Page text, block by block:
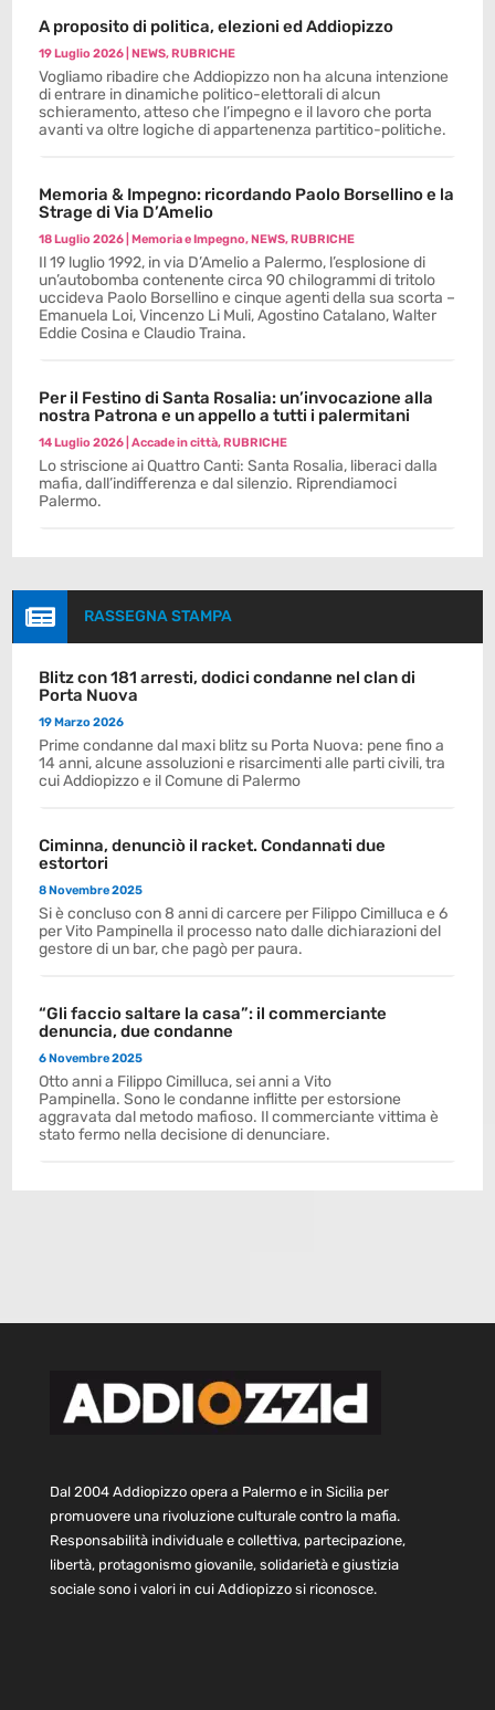
A proposito di politica, elezioni ed Addiopizzo
19 Luglio 2026 |NEWS,RUBRICHE
Vogliamo ribadire che Addiopizzo non ha alcuna intenzione
di entrare in dinamiche politico-elettorali di alcun
schieramento, atteso che l’impegno e il lavoro che porta
avanti va oltre logiche di appartenenza partitico-politiche.
Memoria & Impegno: ricordando Paolo Borsellino e la
Strage di Via D’Amelio
18 Luglio 2026 |Memoria e Impegno,NEWS,RUBRICHE
Il 19 luglio 1992, in via D’Amelio a Palermo, l’esplosione di
un’autobomba contenente circa 90 chilogrammi di tritolo
uccideva Paolo Borsellino e cinque agenti della sua scorta –
Emanuela Loi, Vincenzo Li Muli, Agostino Catalano, Walter
Eddie Cosina e Claudio Traina.
Per il Festino di Santa Rosalia: un’invocazione alla
nostra Patrona e un appello a tutti i palermitani
14 Luglio 2026 |Accade in città,RUBRICHE
Lo striscione ai Quattro Canti: Santa Rosalia, liberaci dalla
mafia, dall’indifferenza e dal silenzio. Riprendiamoci
Palermo.
 RASSEGNA STAMPA
Blitz con 181 arresti, dodici condanne nel clan di
Porta Nuova
19 Marzo 2026
Prime condanne dal maxi blitz su Porta Nuova: pene fino a
14 anni, alcune assoluzioni e risarcimenti alle parti civili, tra
cui Addiopizzo e il Comune di Palermo
Ciminna, denunciò il racket. Condannati due
estortori
8 Novembre 2025
Si è concluso con 8 anni di carcere per Filippo Cimilluca e 6
per Vito Pampinella il processo nato dalle dichiarazioni del
gestore di un bar, che pagò per paura.
“Gli faccio saltare la casa”: il commerciante
denuncia, due condanne
6 Novembre 2025
Otto anni a Filippo Cimilluca, sei anni a Vito
Pampinella. Sono le condanne inflitte per estorsione
aggravata dal metodo mafioso. Il commerciante vittima è
stato fermo nella decisione di denunciare.
Dal 2004 Addiopizzo opera a Palermo e in Sicilia per
promuovere una rivoluzione culturale contro la mafia.
Responsabilità individuale e collettiva, partecipazione,
libertà, protagonismo giovanile, solidarietà e giustizia
sociale sono i valori in cui Addiopizzo si riconosce.